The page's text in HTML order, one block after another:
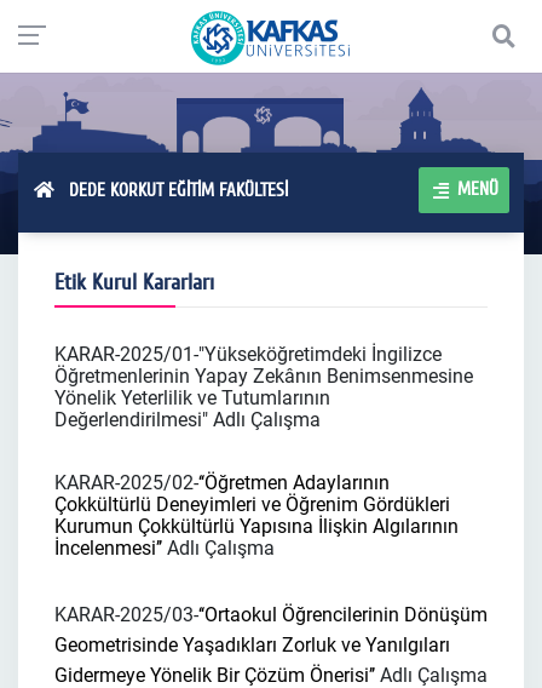
DEDE KORKUT EĞİTİM FAKÜLTESİ MENÜ
Etik Kurul Kararları
KARAR-2025/01-"Yükseköğretimdeki İngilizce
Öğretmenlerinin Yapay Zekânın Benimsenmesine
Yönelik Yeterlilik ve Tutumlarının
Değerlendirilmesi" Adlı Çalışma
KARAR-2025/02-‘‘Öğretmen Adaylarının
Çokkültürlü Deneyimleri ve Öğrenim Gördükleri
Kurumun Çokkültürlü Yapısına İlişkin Algılarının
İncelenmesi’’ Adlı Çalışma
KARAR-2025/03-‘‘Ortaokul Öğrencilerinin Dönüşüm
Geometrisinde Yaşadıkları Zorluk ve Yanılgıları
Gidermeye Yönelik Bir Çözüm Önerisi’’ Adlı Çalışma